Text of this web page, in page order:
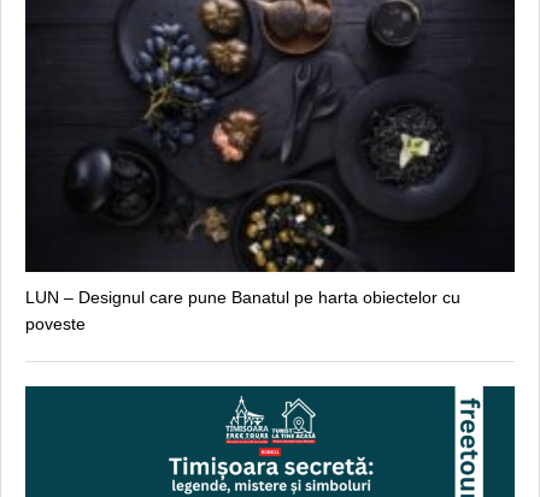
LUN – Designul care pune Banatul pe harta obiectelor cu
poveste